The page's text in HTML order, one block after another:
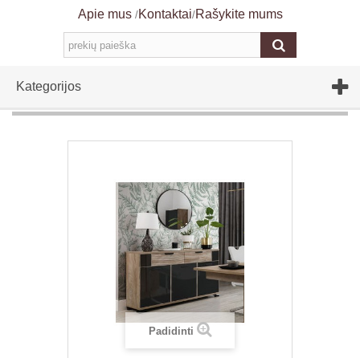
Apie mus /Kontaktai/Rašykite mums
Kategorijos
Padidinti